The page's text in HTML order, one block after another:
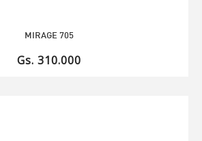
MIRAGE 705
Gs. 310.000